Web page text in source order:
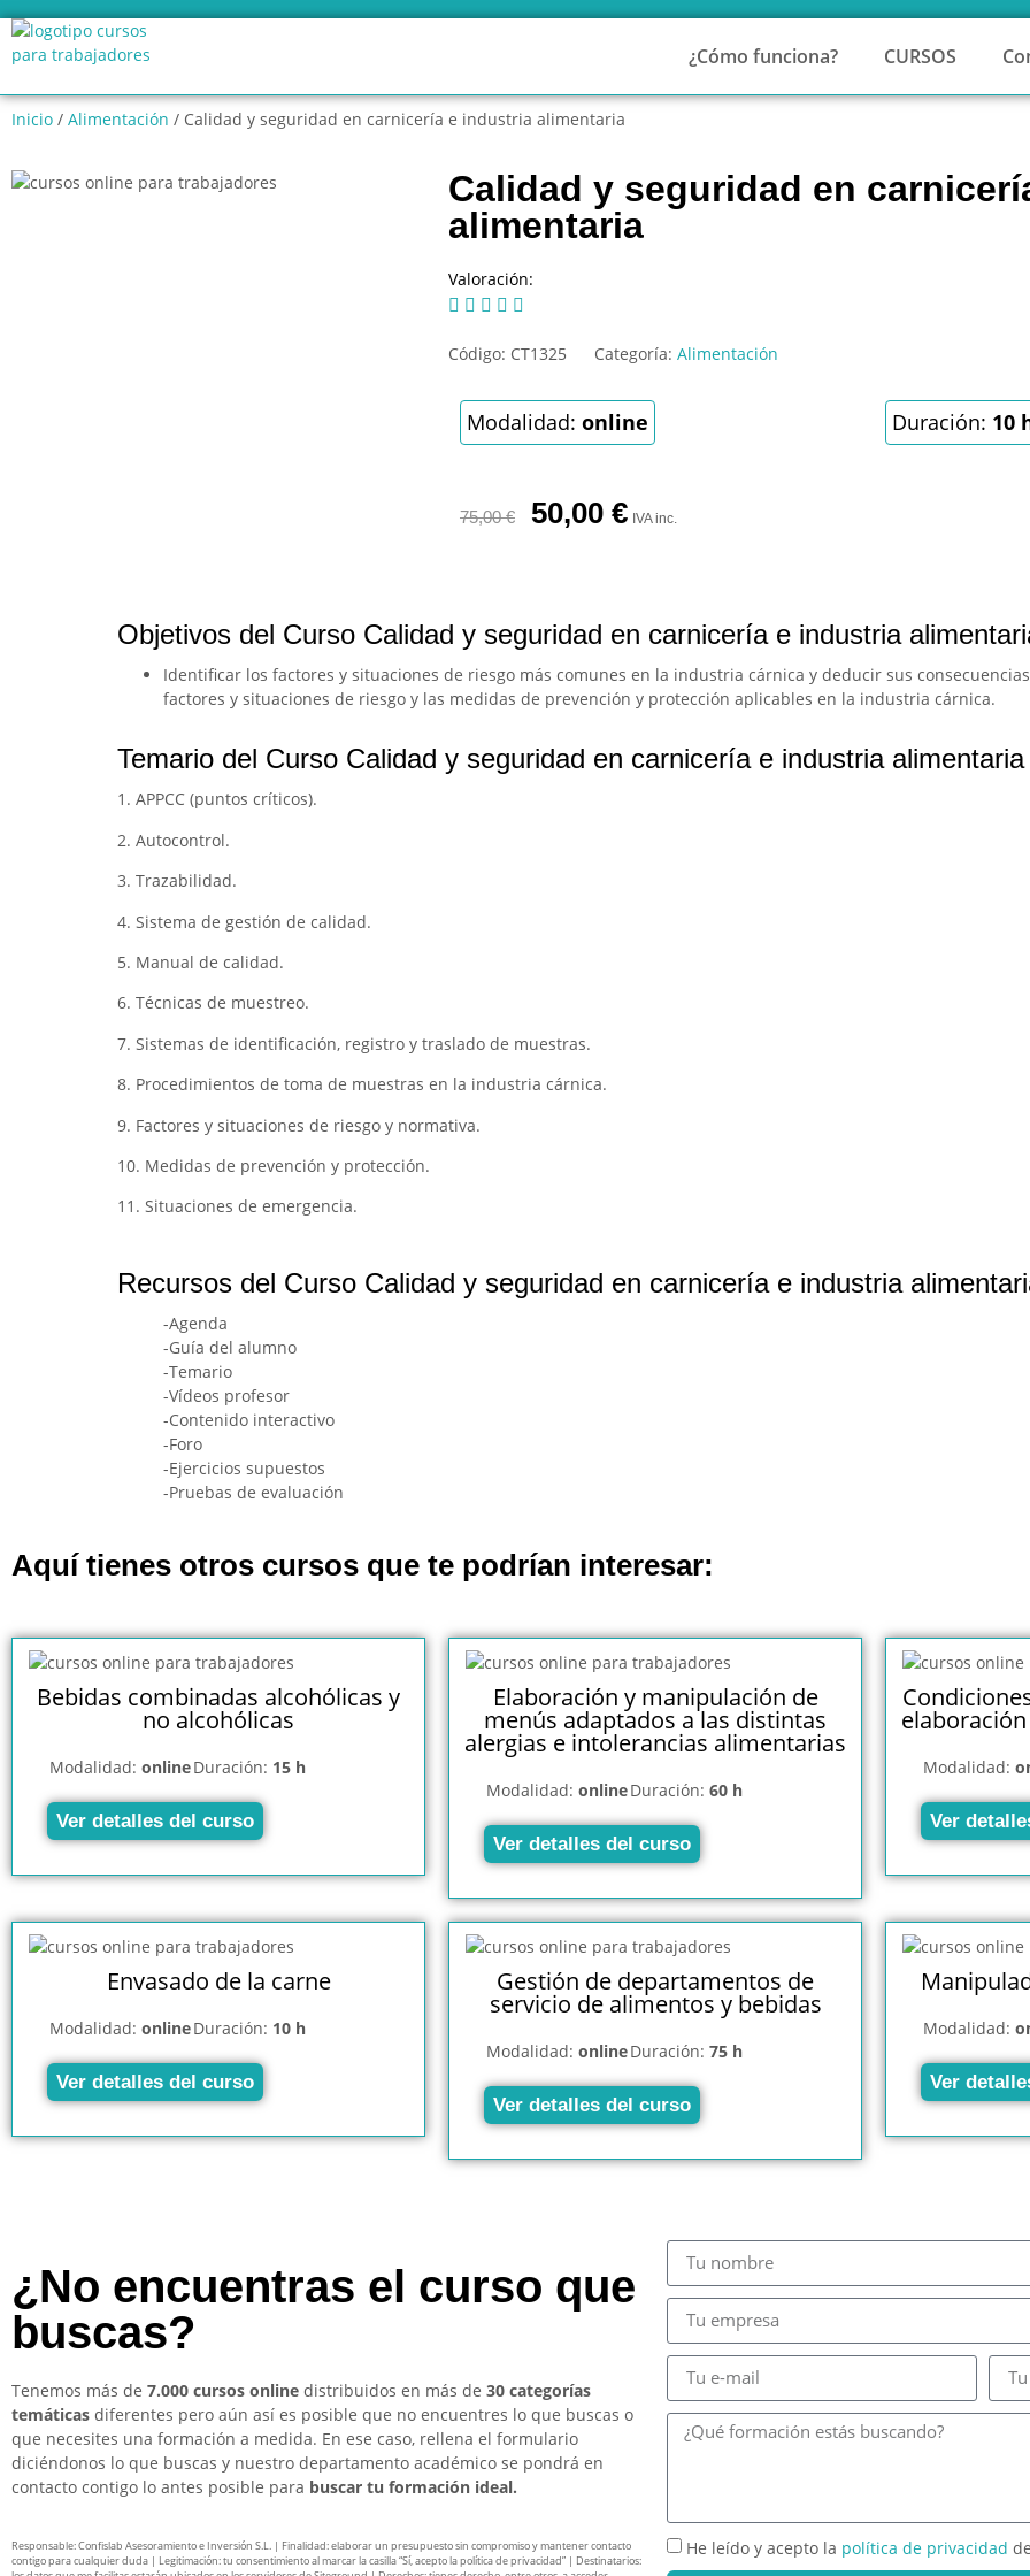
¿Cómo funciona? CURSOS
Inicio / Alimentación / Calidad y seguridad en carnicería e industria alimentaria
Calidad y seguridad en
alimentaria
Valoración:
    
Código: CT1325 Categoría: Alimentación
Modalidad: online Duración: 10
75,00€ 50,00 € IVA inc.
Objetivos del Curso Calidad y seguridad en carnicería e industria
Identificar los factores y situaciones de riesgo más comunes en la industria cárnica y deducir sus
factores y situaciones de riesgo y las medidas de prevención y protección aplicables en la industria cárnica.
Temario del Curso Calidad y seguridad en carnicería e industria alimentaria
1. APPCC (puntos críticos).
2. Autocontrol.
3. Trazabilidad.
4. Sistema de gestión de calidad.
5. Manual de calidad.
6. Técnicas de muestreo.
7. Sistemas de identificación, registro y traslado de muestras.
8. Procedimientos de toma de muestras en la industria cárnica.
9. Factores y situaciones de riesgo y normativa.
10. Medidas de prevención y protección.
11. Situaciones de emergencia.
Recursos del Curso Calidad y seguridad en carnicería e industria
-Agenda
-Guía del alumno
-Temario
-Vídeos profesor
-Contenido interactivo
-Foro
-Ejercicios supuestos
-Pruebas de evaluación
Aquí tienes otros cursos que te podrían interesar:
Bebidas combinadas alcohólicas y
no alcohólicas
Modalidad: onlineDuración: 15 h
Ver detalles del curso
Elaboración y manipulación de
menús adaptados a las distintas
alergias e intolerancias alimentarias
Modalidad: onlineDuración: 60 h
Ver detalles del curso
Modalidad:
Ver
Envasado de la carne
Modalidad: onlineDuración: 10 h
Ver detalles del curso
Gestión de departamentos de
servicio de alimentos y bebidas
Modalidad: onlineDuración: 75 h
Ver detalles del curso
Modalidad:
Ver
¿No encuentras el curso que
buscas?
Tenemos más de 7.000 cursos online distribuidos en más de 30 categorías
temáticas diferentes pero aún así es posible que no encuentres lo que buscas o
que necesites una formación a medida. En ese caso, rellena el formulario
diciéndonos lo que buscas y nuestro departamento académico se pondrá en
contacto contigo lo antes posible para buscar tu formación ideal.
Responsable: Confislab Asesoramiento e Inversión S.L. | Finalidad: elaborar un presupuesto sin compromiso y mantener contacto
contigo para cualquier duda | Legitimación: tu consentimiento al marcar la casilla “Sí, acepto la política de privacidad” | Destinatarios:
He leído y acepto la política de privacidad